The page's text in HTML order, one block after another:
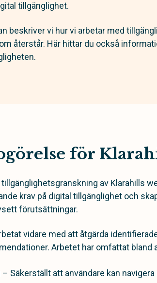
tillgänglighet.
beskriver vi hur vi arbetar med
återstår. Här hittar du också
för
av Klarahills
krav på digital tillgänglighet och
förutsättningar.
vidare med att åtgärda
Arbetet har omfattat bland
– Säkerställt att användare kan